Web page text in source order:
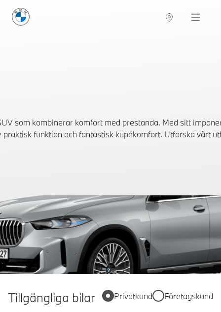
BMW Sverige Navigation
som kombinerar komfort med prestanda. Med sitt
funktion och fantastisk kupékomfort. Utforska vårt
Tillgängliga bilar Privatkund Företagskund